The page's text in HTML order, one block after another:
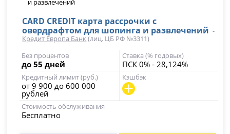
CARD CREDIT карта рассрочки с
овердрафтом для шопинга и развлечений -
Кредит Европа Банк (лиц. ЦБ РФ №3311)
Без процентов
до 55 дней
Ставка (% годовых)
ПСК 0% - 28,124%
Кредитный лимит (руб.)
от 9 900 до 600 000
рублей
Кэшбэк
Стоимость обслуживания
Бесплатно